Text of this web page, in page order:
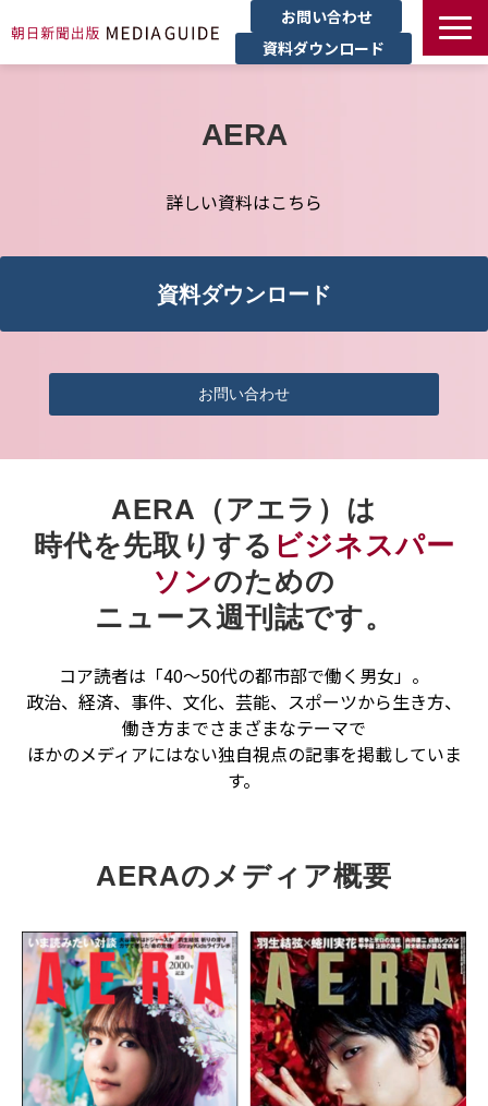
お問い合わせ
資料ダウンロード
広告
データ使用
ブログ
AERA
詳しい資料はこちら
資料ダウンロード
お問い合わせ
AERA（アエラ）は
時代を先取りする ビジネスパー
ソンのための
ニュース週刊誌です。
コア読者は「40～50代の都市部で働く男女」。
政治、経済、事件、文化、芸能、スポーツから生き方、
働き方までさまざまなテーマで
ほかのメディアにはない独自視点の記事を掲載していま
す。
AERAのメディア概要